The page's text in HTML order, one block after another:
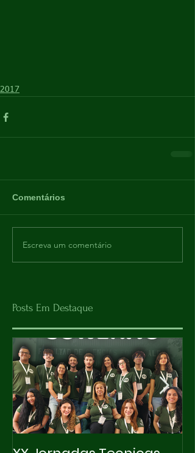
2017
Comentários
Escreva um comentário
Posts Em Destaque